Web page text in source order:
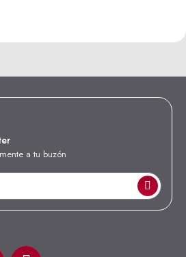
a tu buzón